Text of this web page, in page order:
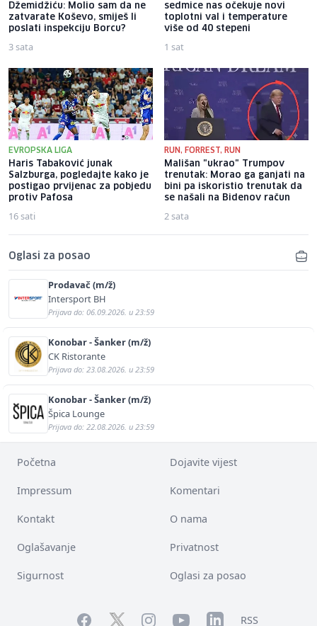
Džemidžiću: Molio sam da ne
zatvarate Koševo, smiješ li
poslati inspekciju Borcu?
3 sata
sedmice nas očekuje novi
toplotni val i temperature
više od 40 stepeni
1 sat
EVROPSKA LIGA
Haris Tabaković junak
Salzburga, pogledajte kako je
postigao prvijenac za pobjedu
protiv Pafosa
16 sati
RUN, FORREST, RUN
Mališan "ukrao" Trumpov
trenutak: Morao ga ganjati na
bini pa iskoristio trenutak da
se našali na Bidenov račun
2 sata
Oglasi za posao
Prodavač (m/ž)
Intersport BH
Prijava do: 06.09.2026. u 23:59
Konobar - Šanker (m/ž)
CK Ristorante
Prijava do: 23.08.2026. u 23:59
Konobar - Šanker (m/ž)
Špica Lounge
Prijava do: 22.08.2026. u 23:59
Početna Dojavite vijest
Impressum Komentari
Kontakt O nama
Oglašavanje Privatnost
Sigurnost Oglasi za posao
FacebookTwitterInstagramYouTubeLinkedInRSS